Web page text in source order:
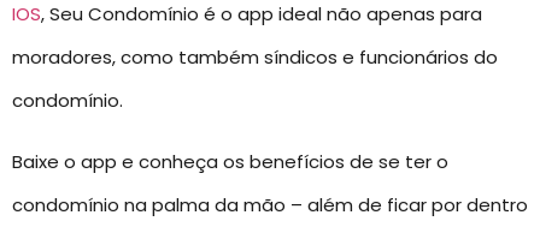
IOS, Seu Condomínio é o app ideal não apenas para
moradores, como também síndicos e funcionários do
condomínio.
Baixe o app e conheça os benefícios de se ter o
condomínio na palma da mão – além de ficar por dentro